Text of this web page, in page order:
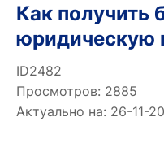
Как получить
юридическую
ID2482
Просмотров: 2885
Актуально на: 26-11-